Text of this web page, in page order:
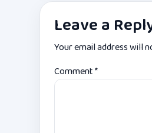
Leave a
Your email address will
Comment*